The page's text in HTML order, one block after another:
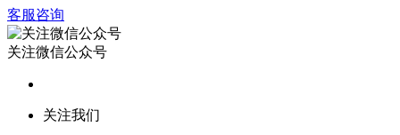
客服咨询
关注微信公众号
关注我们